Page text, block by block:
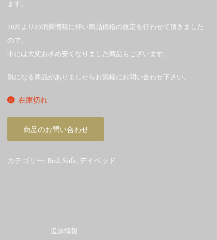
ます。
10月よりの消費増税に伴い商品価格の改定を行わせて頂きました
ので、
中には大変お求め安くなりました商品もございます。
気になる商品がありましたらお気軽にお問い合わせ下さい。
在庫切れ
商品のお問い合わせ
カテゴリー: Bed , Sofa, デイベッド
追加情報